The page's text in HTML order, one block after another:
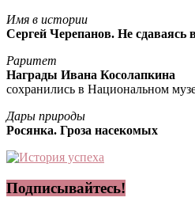
Имя в истории
Сергей Черепанов. Не сдаваясь
Раритет
Награды Ивана Косолапкина
сохранились в Национальном
Дары природы
Росянка. Гроза насекомых
Подписывайтесь!